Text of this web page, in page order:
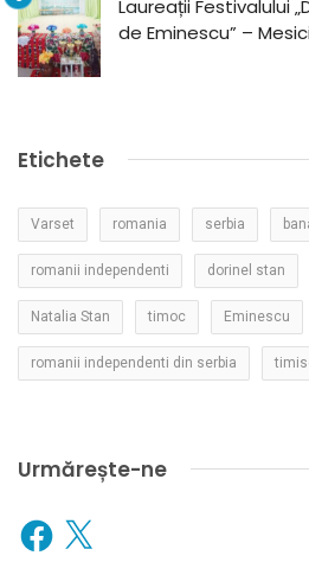
Laureații Festivalului
de Eminescu” –
Etichete
Varset romania serbia
romanii independenti dorinel stan
Natalia Stan timoc Eminescu
romanii independenti din serbia
Urmărește-ne
Facebook
X